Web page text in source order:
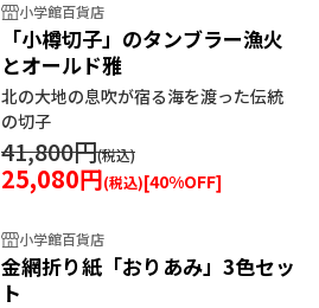
小学館百貨店
「小樽切子」のタンブラー漁火
とオールド雅
北の大地の息吹が宿る海を渡った伝統
の切子
41,800円
25,080円 [40%OFF]
小学館百貨店
金網折り紙「おりあみ」3色セッ
ト